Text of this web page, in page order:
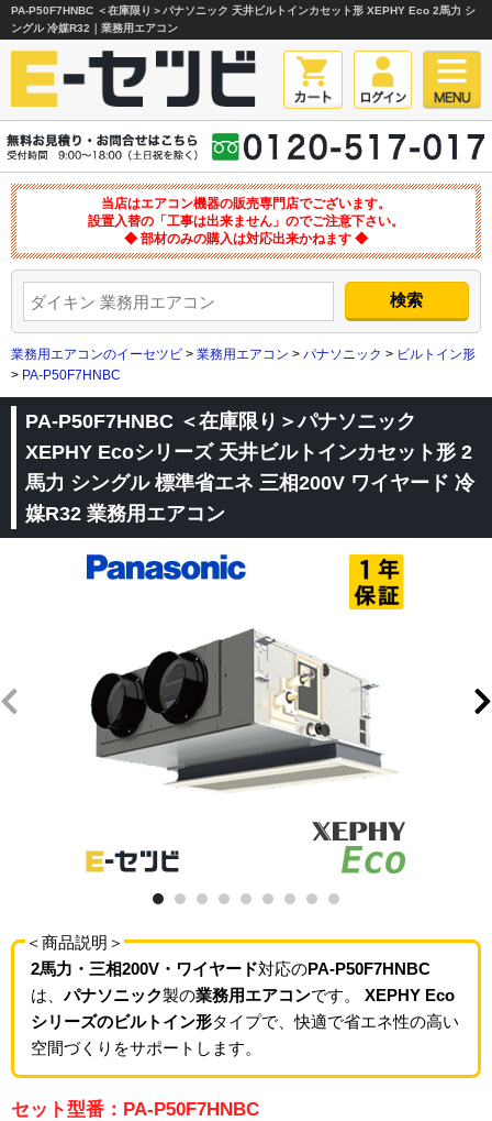
PA-P50F7HNBC ＜在庫限り＞パナソニック 天井ビルトインカセット形 XEPHY Eco 2馬力 シ
ングル 冷媒R32｜業務用エアコン
当店はエアコン機器の販売専門店でございます。
設置入替の「工事は出来ません」のでご注意下さい。
◆ 部材のみの購入は対応出来かねます ◆
業務用エアコンのイーセツビ > 業務用エアコン > パナソニック > ビルトイン形
> PA-P50F7HNBC
PA-P50F7HNBC ＜在庫限り＞パナソニック
XEPHY Ecoシリーズ 天井ビルトインカセット形 2
馬力 シングル 標準省エネ 三相200V ワイヤード 冷
媒R32 業務用エアコン
＜商品説明＞
2馬力・三相200V・ワイヤード対応のPA-P50F7HNBC
は、パナソニック製の業務用エアコンです。 XEPHY Eco
シリーズのビルトイン形タイプで、快適で省エネ性の高い
空間づくりをサポートします。
セット型番：PA-P50F7HNBC